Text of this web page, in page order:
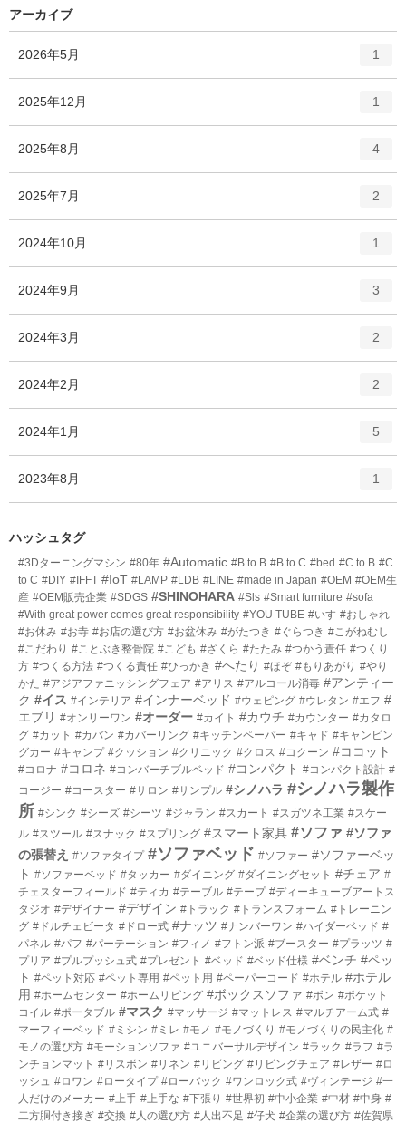
アーカイブ
2026年5月
リ
ー
1
2025年12月
ー
1
2025年8月
ー
数
4
2025年7月
リ
ー
2
2024年10月
ー
1
2024年9月
ー
3
2024年3月
ー
2
2024年2月
ー
2
2024年1月
ー
5
2023年8月
リ
数
1
ハッシュタグ
#3Dターニングマシン #80年 #Automatic #B to B #B to C #bed #C to B #C
to C #DIY #IFFT #IoT #LAMP #LDB #LINE #made in Japan #OEM #OEM生
産 #OEM販売企業 #SDGS #SHINOHARA #Sls #Smart furniture #sofa
#With great power comes great responsibility #YOU TUBE #いす #おしゃれ
#お休み #お寺 #お店の選び方 #お盆休み #がたつき #ぐらつき #こがねむし
#こだわり #ことぶき整骨院 #こども #ざくら #たたみ #つかう責任 #つくり
方 #つくる方法 #つくる責任 #ひっかき #へたり #ほぞ #もりあがり #やり
かた #アジアファニッシングフェア #アリス #アルコール消毒 #アンティー
ク #イス #インテリア #インナーベッド #ウェピング #ウレタン #エフ #
エブリ #オンリーワン #オーダー #カイト #カウチ #カウンター #カタロ
グ #カット #カバン #カバーリング #キッチンペーパー #キャド #キャンピン
グカー #キャンプ #クッション #クリニック #クロス #コクーン #ココット
#コロナ #コロネ #コンバーチブルベッド #コンパクト #コンパクト設計 #
コージー #コースター #サロン #サンプル #シノハラ #シノハラ製作
所 #シンク #シーズ #シーツ #ジャラン #スカート #スガツネ工業 #スケー
ル #スツール #スナック #スプリング #スマート家具 #ソファ #ソファ
の張替え #ソファタイプ #ソファベッド #ソファー #ソファーベッ
ト #ソファーベッド #タッカー #ダイニング #ダイニングセット #チェア #
チェスターフィールド #ティカ #テーブル #テープ #ディーキューブアートス
タジオ #デザイナー #デザイン #トラック #トランスフォーム #トレーニン
グ #ドルチェビータ #ドロー式 #ナッツ #ナンバーワン #ハイダーベッド #
パネル #パフ #パーテーション #フィノ #フトン派 #ブースター #プラッツ #
プリア #プルプッシュ式 #プレゼント #ベッド #ベッド仕様 #ベンチ #ペッ
ト #ペット対応 #ペット専用 #ペット用 #ペーパーコード #ホテル #ホテル
用 #ホームセンター #ホームリビング #ボックスソファ #ボン #ポケット
コイル #ポータブル #マスク #マッサージ #マットレス #マルチアーム式 #
マーフィーベッド #ミシン #ミレ #モノ #モノづくり #モノづくりの民主化 #
モノの選び方 #モーションソファ #ユニバーサルデザイン #ラック #ラフ #ラ
ンチョンマット #リスボン #リネン #リビング #リビングチェア #レザー #ロ
ッシュ #ロワン #ロータイプ #ローバック #ワンロック式 #ヴィンテージ #一
人だけのメーカー #上手 #上手な #下張り #世界初 #中小企業 #中材 #中身 #
二方胴付き接ぎ #交換 #人の選び方 #人出不足 #仔犬 #企業の選び方 #佐賀県